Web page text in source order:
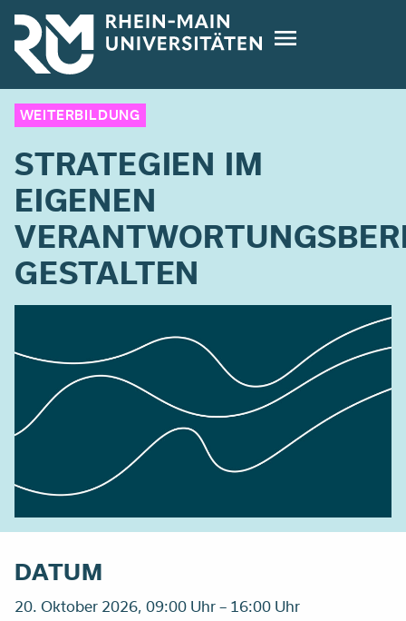
Direkt
zum
Inhalt
WEITERBILDUNG
STRATEGIEN IM
EIGENEN
GESTALTEN
DATUM
20. Oktober 2026, 09:00 Uhr – 16:00 Uhr